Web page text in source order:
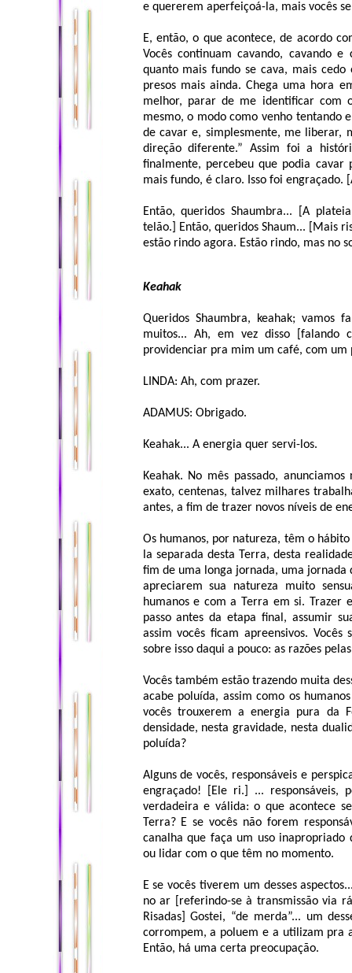
e quererem aperfeiçoá-la, mais vocês
E, então, o que acontece, de acordo
Vocês continuam cavando, cavando
quanto mais fundo se cava, mais
presos mais ainda. Chega uma hora
melhor, parar de me identificar com
mesmo, o modo como venho tentando
de cavar e, simplesmente, me liberar,
direção diferente.” Assim foi a
finalmente, percebeu que podia
mais fundo, é claro. Isso foi engraçado.
Então, queridos Shaumbra... [A
telão.] Então, queridos Shaum... [Mais
estão rindo agora. Estão rindo, mas no
Keahak
Queridos Shaumbra, keahak; vamos
muitos... Ah, em vez disso [falando
providenciar pra mim um café, com um
LINDA: Ah, com prazer.
ADAMUS: Obrigado.
Keahak... A energia quer servi-los.
Keahak. No mês passado,
exato, centenas, talvez milhares
antes, a fim de trazer novos níveis de
Os humanos, por natureza, têm o
la separada desta Terra, desta
fim de uma longa jornada, uma jornada
apreciarem sua natureza muito
humanos e com a Terra em si. Trazer
passo antes da etapa final, assumir
assim vocês ficam apreensivos.
sobre isso daqui a pouco: as razões
Vocês também estão trazendo muita
acabe poluída, assim como os
vocês trouxerem a energia pura da
densidade, nesta gravidade, nesta
poluída?
Alguns de vocês, responsáveis e
engraçado! [Ele ri.] ... responsáveis,
verdadeira e válida: o que acontece
Terra? E se vocês não forem
canalha que faça um uso inapropriado
ou lidar com o que têm no momento.
E se vocês tiverem um desses
no ar [referindo-se à transmissão via
Risadas] Gostei, “de merda”... um
corrompem, a poluem e a utilizam pra
Então, há uma certa preocupação.